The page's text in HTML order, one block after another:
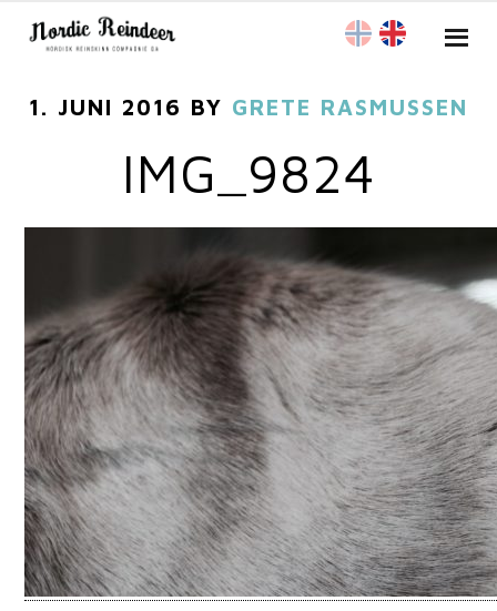
1. JUNI 2016 BY GRETE RASMUSSEN
IMG_9824